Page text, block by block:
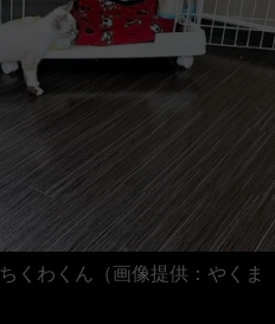
くわくん（画像提供：やくま